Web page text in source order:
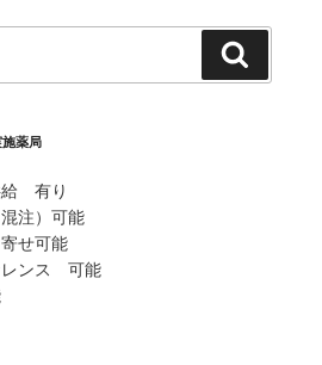
索
薬局
給 有り
注）可能
せ可能
レンス 可能